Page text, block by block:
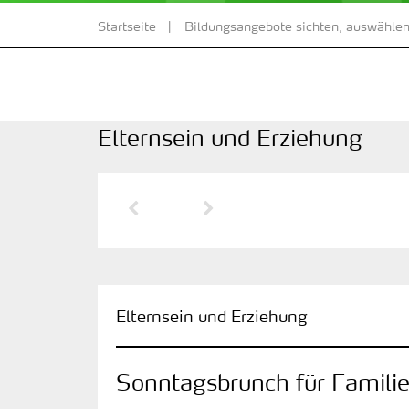
Startseite Bildungsangebote sichten,
Elternsein und Erziehung
Vorherige SeiteNächste Seite
Elternsein und Erziehung
Sonntagsbrunch für